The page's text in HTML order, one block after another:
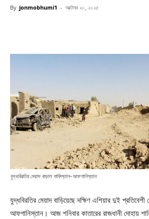
By jonmobhumi1 - অক্টোবর ২০, ২০২৫
যুদ্ধবিরতির মেয়াদ বাড়াল পাকিস্তান-আফগানিস্তান
যুদ্ধবিরতির মেয়াদ বাড়িয়েছে দক্ষিণ এশিয়ার দুই
আফগানিস্তান। আজ শনিবার কাতারের রাজধানী দোহায়